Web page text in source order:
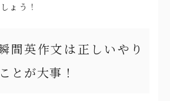
ょう！
間英作文は正しいやり
とが大事！